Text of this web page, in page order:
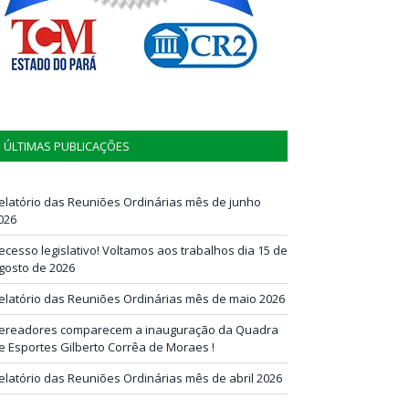
ÚLTIMAS PUBLICAÇÕES
das Reuniões Ordinárias mês de junho
legislativo! Voltamos aos trabalhos dia 15 de
de 2026
das Reuniões Ordinárias mês de maio 2026
comparecem a inauguração da Quadra
Esportes Gilberto Corrêa de Moraes !
das Reuniões Ordinárias mês de abril 2026